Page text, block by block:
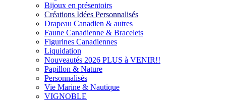
Bijoux en présentoirs
Créations Idées Personnalisés
Drapeau Canadien & autres
Faune Canadienne & Bracelets
Figurines Canadiennes
Liquidation
Nouveautés 2026 PLUS à VENIR!!
Papillon & Nature
Personnalisés
Vie Marine & Nautique
VIGNOBLE